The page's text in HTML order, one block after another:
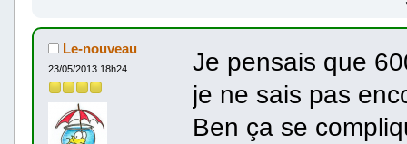
Le-nouveau
23/05/2013 18h24
Je pensais que
je ne sais pas
Ben ça se